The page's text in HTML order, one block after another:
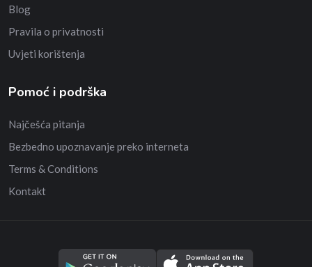
Blog
Pravila o privatnosti
Uvjeti korištenja
Pomoć i podrška
Najčešća pitanja
Bezbedno upoznavanje preko interneta
Terms & Conditions
Kontakt